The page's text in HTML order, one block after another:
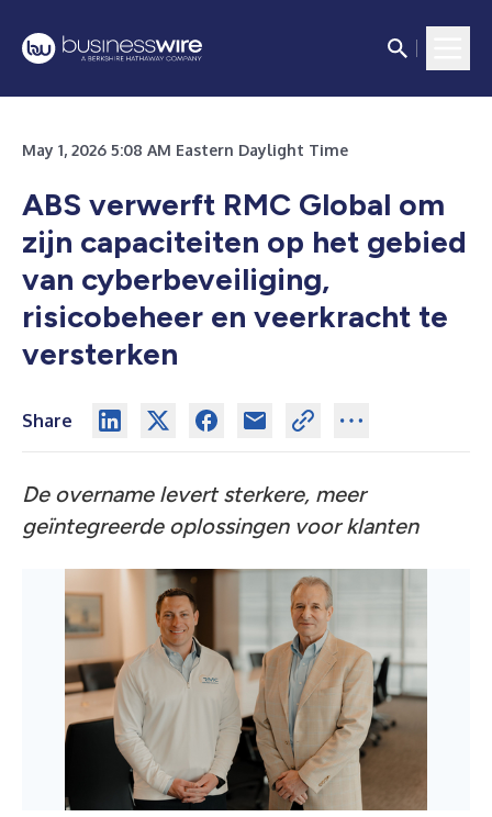
May 1, 2026 5:08 AM Eastern Daylight Time
ABS verwerft RMC Global om
zijn capaciteiten op het gebied
van cyberbeveiliging,
risicobeheer en veerkracht te
versterken
Share
De overname levert sterkere, meer
geïntegreerde oplossingen voor klanten